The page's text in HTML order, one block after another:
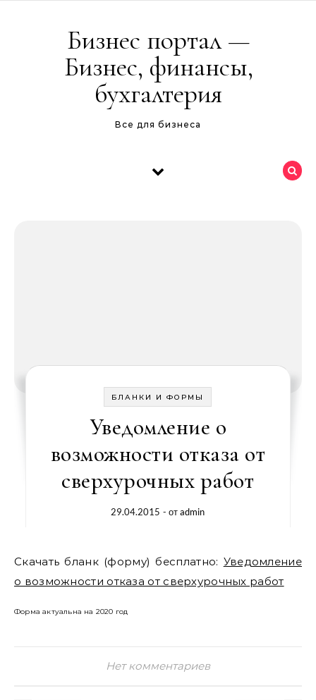
Бизнес портал —
Бизнес, финансы,
бухгалтерия
Все для бизнеса
БЛАНКИ И ФОРМЫ
Уведомление о
возможности отказа от
сверхурочных работ
29.04.2015 - отadmin
Скачать бланк (форму) бесплатно: Уведомление
о возможности отказа от сверхурочных работ
Форма актуальна на 2020 год
Нет комментариев